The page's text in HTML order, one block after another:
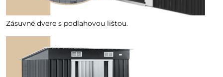
Zásuvné dvere s podlahovou lištou.